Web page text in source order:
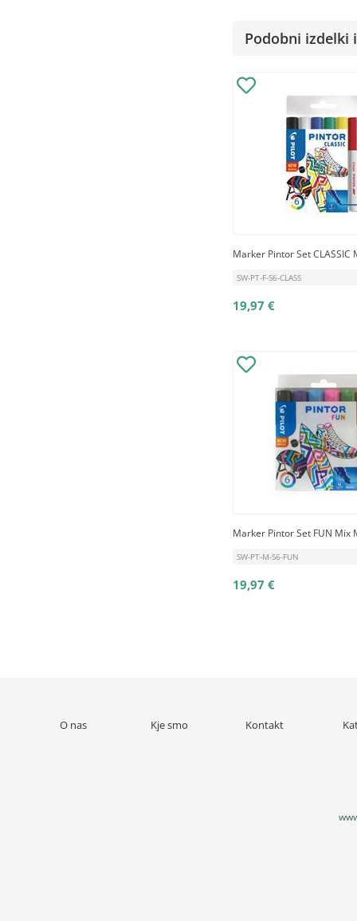
Podobni izdelki
Marker Pintor Set CLASSIC
SW-PT-F-S6-CLASS
19,97 €
Marker Pintor Set FUN Mix
SW-PT-M-S6-FUN
19,97 €
O nas Kje smo Kontakt